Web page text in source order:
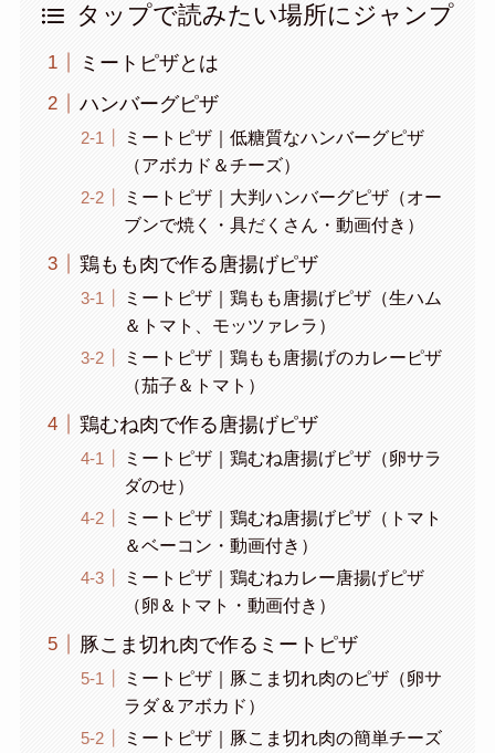
タップで読みたい場所にジャンプ
ミートピザとは
ハンバーグピザ
ミートピザ｜低糖質なハンバーグピザ
（アボカド＆チーズ）
ミートピザ｜大判ハンバーグピザ（オー
ブンで焼く・具だくさん・動画付き）
鶏もも肉で作る唐揚げピザ
ミートピザ｜鶏もも唐揚げピザ（生ハム
＆トマト、モッツァレラ）
ミートピザ｜鶏もも唐揚げのカレーピザ
（茄子＆トマト）
鶏むね肉で作る唐揚げピザ
ミートピザ｜鶏むね唐揚げピザ（卵サラ
ダのせ）
ミートピザ｜鶏むね唐揚げピザ（トマト
＆ベーコン・動画付き）
ミートピザ｜鶏むねカレー唐揚げピザ
（卵＆トマト・動画付き）
豚こま切れ肉で作るミートピザ
ミートピザ｜豚こま切れ肉のピザ（卵サ
ラダ＆アボカド）
ミートピザ｜豚こま切れ肉の簡単チーズ